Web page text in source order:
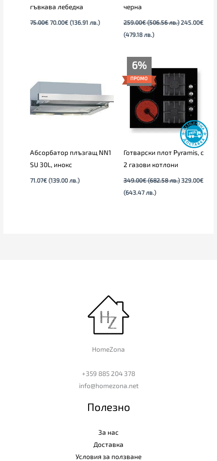
гъвкава лебедка
75.00€ 70.00€ (136.91 лв.)
черна
259.00€ (506.56 лв.) 245.00€
(479.18 лв.)
Абсорбатор плъзгащ NN1
SU 30L, инокс
71.07€ (139.00 лв.)
6%
ПРОМО
Готварски плот Pyramis, с
2 газови котлони
349.00€ (682.58 лв.)
price
was:
349.00€
(682.58
лв.).
329.00€
(643.47 лв.)
цена
е:
329.00€
(643.47
HomeZona
+359 885 204 378
info@homezona.net
Полезно
За нас
Доставка
Условия за ползване